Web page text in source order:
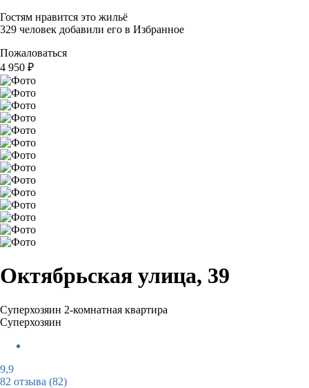
Гостям нравится это жильё
329 человек добавили его в Избранное
Пожаловаться
4 950 ₽
Октябрьская улица, 39
Суперхозяин 2-комнатная квартира
Суперхозяин
9,9
82 отзыва (82)